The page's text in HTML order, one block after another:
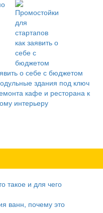
о себе с бюджетом
здания под ключ
кафе и ресторана к
интерьеру
такое и для чего
ванн, почему это